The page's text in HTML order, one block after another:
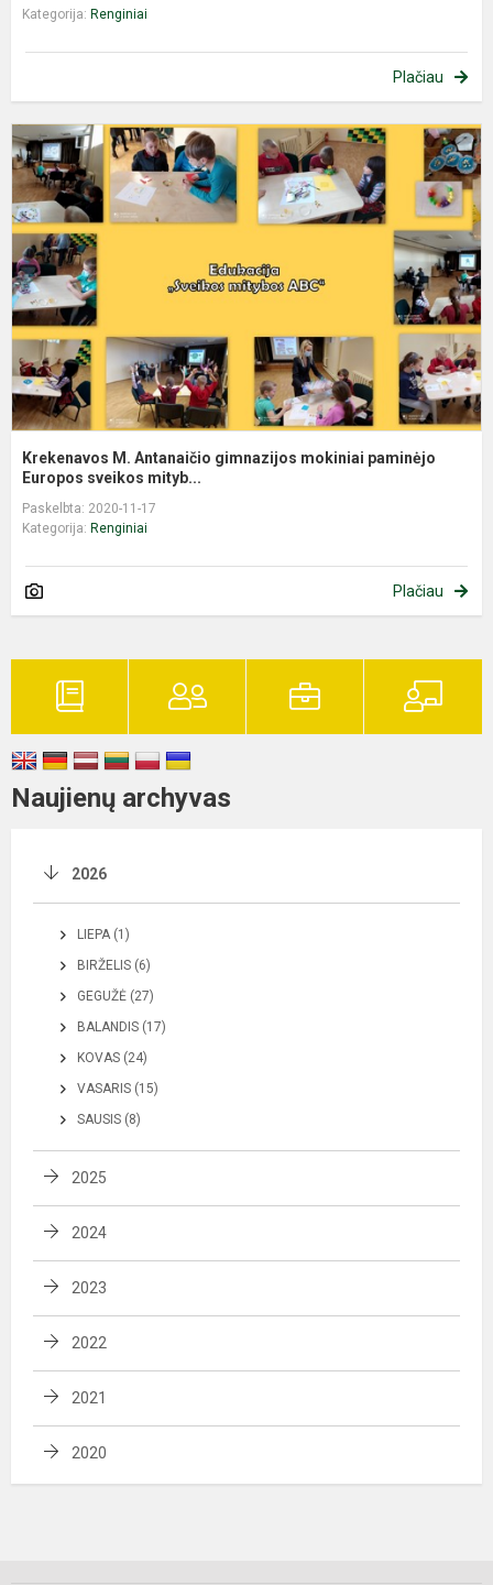
Kategorija: Renginiai
Plačiau
Krekenavos M. Antanaičio gimnazijos mokiniai paminėjo
Europos sveikos mityb...
Paskelbta: 2020-11-17
Kategorija: Renginiai
Plačiau
Naujienų archyvas
2026
LIEPA (1)
BIRŽELIS (6)
GEGUŽĖ (27)
BALANDIS (17)
KOVAS (24)
VASARIS (15)
SAUSIS (8)
2025
2024
2023
2022
2021
2020